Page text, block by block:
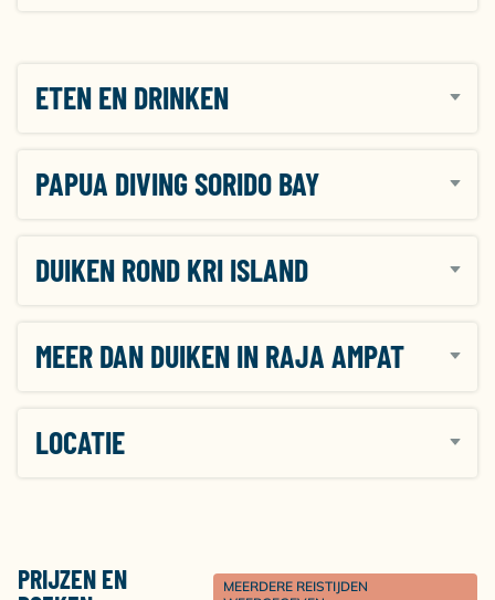
ETEN EN DRINKEN
PAPUA DIVING SORIDO BAY
DUIKEN ROND KRI ISLAND
MEER DAN DUIKEN IN RAJA AMPAT
LOCATIE
PRIJZEN EN
MEERDERE REISTIJDEN